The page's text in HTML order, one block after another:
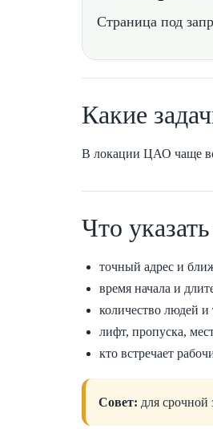
Страница под
Какие
В локации ЦАО чаще
Что
точный адрес и
время начала и
количество людей и
лифт, пропуска,
кто встречает
Совет: для срочной